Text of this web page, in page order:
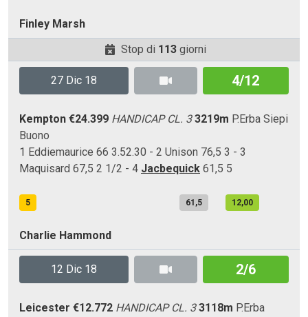
Finley Marsh
Stop di 113 giorni
27 Dic 18 4/12
Kempton €24.399 HANDICAP CL. 3 3219m P.Erba Siepi
Buono
1 Eddiemaurice 66 3.52.30 - 2 Unison 76,5 3 - 3
Maquisard 67,5 2 1/2 - 4 Jacbequick 61,5 5
5 61,5 12,00
Charlie Hammond
12 Dic 18 2/6
Leicester €12.772 HANDICAP CL. 3 3118m P.Erba